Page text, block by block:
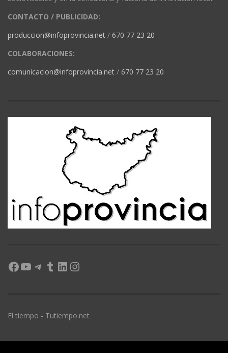
CONTACTO / PUBLICIDAD:
produccion@infoprovincia.net / 670 77 23 20
COLABORACIONES:
comunicacion@infoprovincia.net / 670 77 23 20
Facebook
YouTube
Telegram
Tumblr
LinkedIn
Instagram
El tiempo - Tutiempo.net